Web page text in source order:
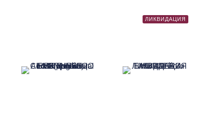
ЛИКВИДАЦИЯ